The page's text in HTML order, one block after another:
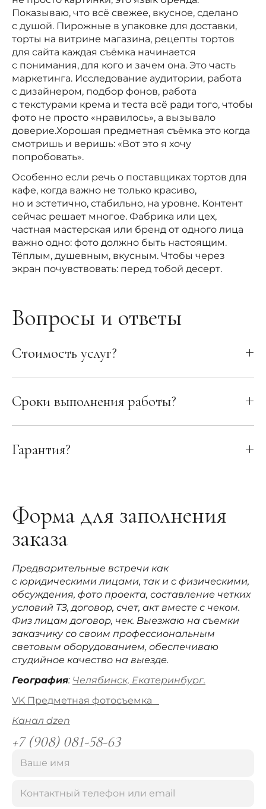
Показываю, что всё свежее, вкусное, сделано
с душой. Пирожные в упаковке для доставки,
торты на витрине магазина, рецепты тортов
для сайта каждая съёмка начинается
с понимания, для кого и зачем она. Это часть
маркетинга. Исследование аудитории, работа
с дизайнером, подбор фонов, работа
с текстурами крема и теста всё ради того, чтобы
фото не просто «нравилось», а вызывало
доверие.Хорошая предметная съёмка это когда
смотришь и веришь: «Вот это я хочу
попробовать».
Особенно если речь о поставщиках тортов для
кафе, когда важно не только красиво,
но и эстетично, стабильно, на уровне. Контент
сейчас решает многое. Фабрика или цех,
частная мастерская или бренд от одного лица
важно одно: фото должно быть настоящим.
Тёплым, душевным, вкусным. Чтобы через
экран почувствовать: перед тобой десерт.
Вопросы и ответы
Стоимость услуг?
Сроки выполнения работы?
Гарантия?
Форма для заполнения
заказа
Предварительные встречи как
с юридическими лицами, так и с физическими,
обсуждения, фото проекта, составление четких
условий ТЗ, договор, счет, акт вместе с чеком.
Физ лицам договор, чек. Выезжаю на съемки
заказчику со своим профессиональным
световым оборудованием, обеспечиваю
студийное качество на выезде.
География: Челябинск, Екатеринбург.
VK Предметная фотосъемка
Канал dzen
+7 (908) 081-58-63